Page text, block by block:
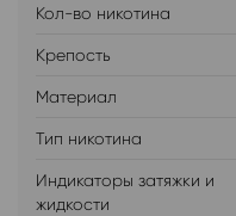
Кол-во никотина
Крепость
Материал
Тип никотина
Индикаторы затяжки и
жидкости